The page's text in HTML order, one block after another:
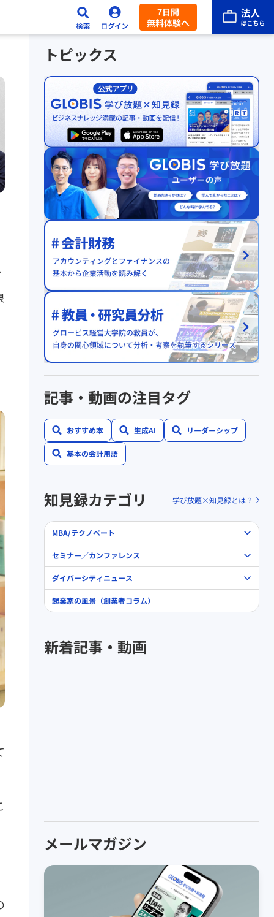
7日間
無料体験へ
トピックス
記事・動画の注目タグ
おすすめ本 生成AI リーダーシップ
基本の会計用語
知見録カテゴリ 学び放題×知見録とは？
MBA/テクノベート
セミナー／カンファレンス
ダイバーシティニュース
起業家の風景（創業者コラム）
新着記事・動画
メールマガジン